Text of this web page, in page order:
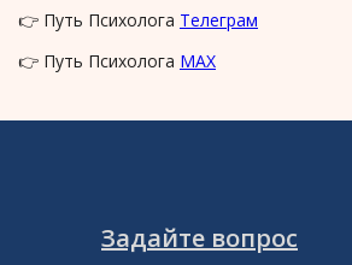
👉 Путь Психолога Телеграм
👉 Путь Психолога MAX
Задайте вопрос